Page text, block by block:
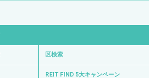
区検索
REIT FIND 5大キャンペーン